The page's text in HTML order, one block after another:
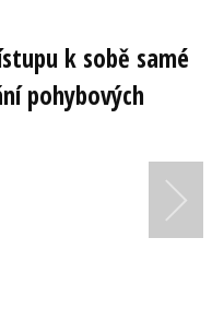
k sobě samé
pohybových